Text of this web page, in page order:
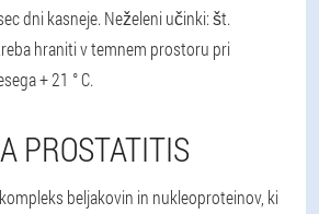
dni kasneje. Neželeni učinki: št.
hraniti v temnem prostoru pri
+ 21 ° C.
PROSTATITIS
beljakovin in nukleoproteinov, ki